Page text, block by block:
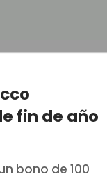
fin de año
bono de 100